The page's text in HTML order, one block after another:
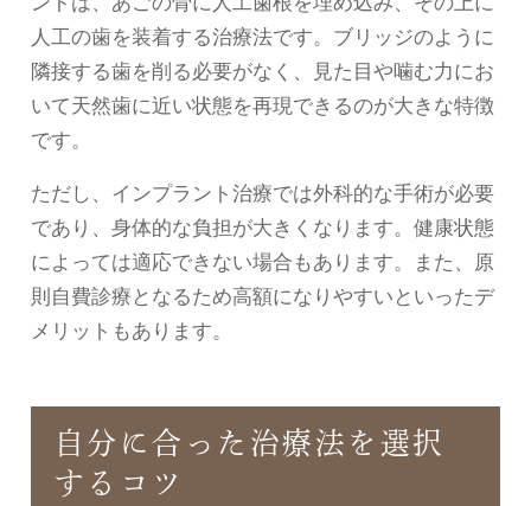
人工の歯を装着する治療法です。ブリッジのように
隣接する歯を削る必要がなく、見た目や噛む力にお
いて天然歯に近い状態を再現できるのが大きな特徴
です。
ただし、インプラント治療では外科的な手術が必要
であり、身体的な負担が大きくなります。健康状態
によっては適応できない場合もあります。また、原
則自費診療となるため高額になりやすいといったデ
メリットもあります。
自分に合った治療法を選択
するコツ